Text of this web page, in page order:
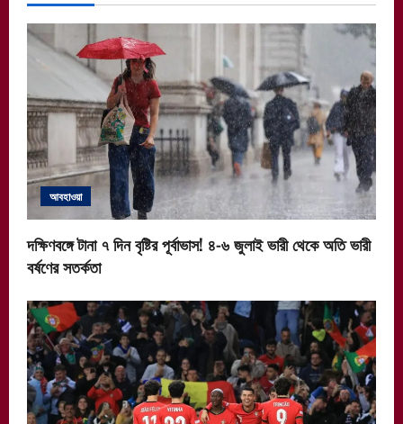
আবহাওয়া
দক্ষিণবঙ্গে টানা ৭ দিন বৃষ্টির পূর্বাভাস! ৪-৬ জুলাই ভারী থেকে অতি ভারী
বর্ষণের সতর্কতা